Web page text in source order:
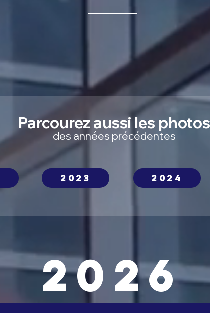
des années précédentes
Parcourez aussi les photos
2023 2024
2026